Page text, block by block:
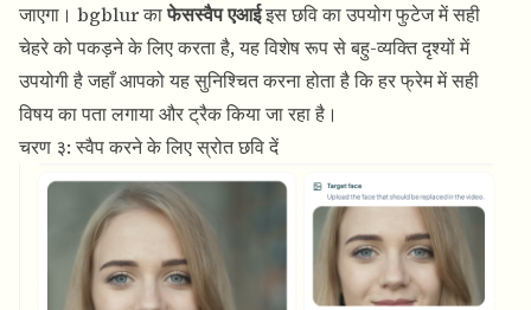
जाएगा। bgblur काफेसस्वैप एआईइस छवि का उपयोग फुटेज में सही
चेहरे को पकड़ने के लिए करता है, यह विशेष रूप से बहु-व्यक्ति दृश्यों में
उपयोगी है जहाँ आपको यह सुनिश्चित करना होता है कि हर फ्रेम में सही
विषय का पता लगाया और ट्रैक किया जा रहा है।
चरण ३: स्वैप करने के लिए स्रोत छवि दें